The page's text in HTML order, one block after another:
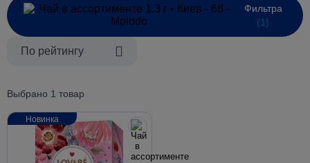
Фильтра
(1)
По рейтингу
Выбрано 1 товар
Новинка